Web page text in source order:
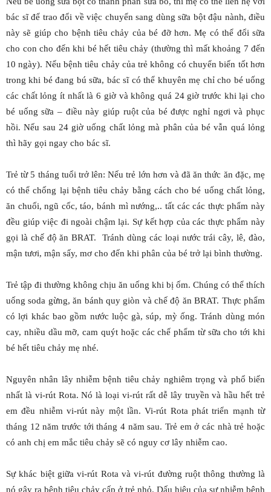
bác sĩ để trao đổi về việc chuyển sang dùng sữa bột đậu nành, điều
này sẽ giúp cho bệnh tiêu chảy của bé đỡ hơn. Mẹ có thể đổi sữa
cho con cho đến khi bé hết tiêu chảy (thường thì mất khoảng 7 đến
10 ngày). Nếu bệnh tiêu chảy của trẻ không có chuyển biến tốt hơn
trong khi bé đang bú sữa, bác sĩ có thể khuyên mẹ chỉ cho bé uống
các chất lỏng ít nhất là 6 giờ và không quá 24 giờ trước khi lại cho
bé uống sữa – điều này giúp ruột của bé được nghỉ ngơi và phục
hồi. Nếu sau 24 giờ uống chất lỏng mà phân của bé vẫn quá lỏng
thì hãy gọi ngay cho bác sĩ.
Trẻ từ 5 tháng tuổi trở lên: Nếu trẻ lớn hơn và đã ăn thức ăn đặc, mẹ
có thể chống lại bệnh tiêu chảy bằng cách cho bé uống chất lỏng,
ăn chuối, ngũ cốc, táo, bánh mì nướng,.. tất các các thực phẩm này
đều giúp việc đi ngoài chậm lại. Sự kết hợp của các thực phẩm này
gọi là chế độ ăn BRAT. Tránh dùng các loại nước trái cây, lê, đào,
mận tươi, mận sấy, mơ cho đến khi phân của bé trở lại bình thường.
Trẻ tập đi thường không chịu ăn uống khi bị ốm. Chúng có thể thích
uống soda gừng, ăn bánh quy giòn và chế độ ăn BRAT. Thực phẩm
có lợi khác bao gồm nước luộc gà, súp, mỳ ống. Tránh dùng món
cay, nhiều dầu mỡ, cam quýt hoặc các chế phẩm từ sữa cho tới khi
bé hết tiêu chảy mẹ nhé.
Nguyên nhân lây nhiễm bệnh tiêu chảy nghiêm trọng và phổ biến
nhất là vi-rút Rota. Nó là loại vi-rút rất dễ lây truyền và hầu hết trẻ
em đều nhiễm vi-rút này một lần. Vi-rút Rota phát triển mạnh từ
tháng 12 năm trước tới tháng 4 năm sau. Trẻ em ở các nhà trẻ hoặc
có anh chị em mắc tiêu chảy sẽ có nguy cơ lây nhiễm cao.
Sự khác biệt giữa vi-rút Rota và vi-rút đường ruột thông thường là
nó gây ra bệnh tiêu chảy cấp ở trẻ nhỏ. Dấu hiệu của sự nhiễm bệnh